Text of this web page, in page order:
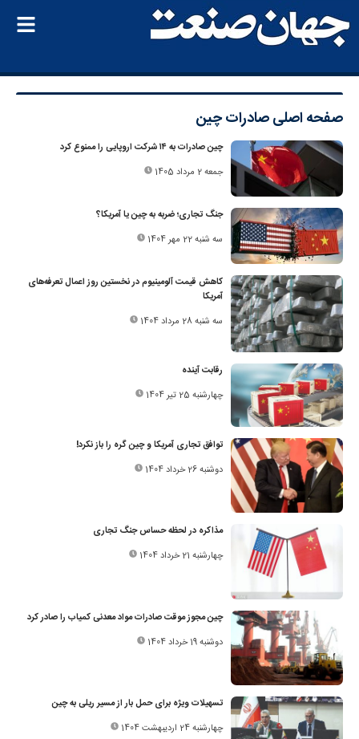
صفحه اصلیصادرات چین
چین صادرات به ۱۴ شرکت اروپایی را ممنوع کرد
جمعه 2 مرداد 1405
جنگ تجاری؛ ضربه به چین یا آمریکا؟
سه شنبه 22 مهر 1404
کاهش قیمت آلومینیوم در نخستین روز اعمال تعرفه‌های
آمریکا
سه شنبه 28 مرداد 1404
رقابت آینده
چهارشنبه 25 تیر 1404
توافق تجاری آمریکا و چین گره را باز نکرد!
دوشنبه 26 خرداد 1404
مذاکره در لحظه حساس جنگ تجاری
چهارشنبه 21 خرداد 1404
چین مجوز موقت صادرات مواد معدنی کمیاب را صادر کرد
دوشنبه 19 خرداد 1404
تسهیلات ویژه برای حمل بار از مسیر ریلی به چین
چهارشنبه 24 اردیبهشت 1404